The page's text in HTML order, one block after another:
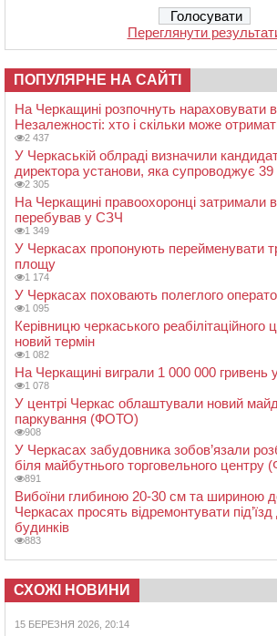
Переглянути
ПОПУЛЯРНЕ НА САЙТІ
На Черкащині розпочнуть нараховувати
Незалежності: хто і скільки може
2 437
У Черкаській облраді визначили
директора установи, яка супроводжує 39
2 305
На Черкащині правоохоронці затримали
перебував у СЗЧ
1 349
У Черкасах пропонують перейменувати
площу
1 174
У Черкасах поховають полеглого
1 095
Керівницю черкаського
новий термін
1 082
На Черкащині виграли 1 000 000 гривень
1 078
У центрі Черкас облаштували новий
паркування (ФОТО)
908
У Черкасах забудовника зобов’язали
біля майбутнього торговельного
891
Вибоїни глибиною 20-30 см та шириною
Черкасах просять відремонтувати
будинків
883
СХОЖІ НОВИНИ
15 БЕРЕЗНЯ 2026, 20:14